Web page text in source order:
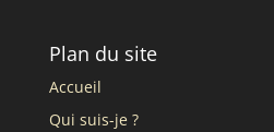
Plan du site
Accueil
Qui suis-je ?